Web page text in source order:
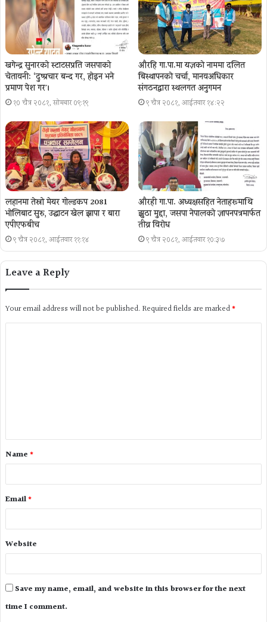
खगेन्द्र सुनारको स्टाटसप्रति जसपाको
चेतावनी: ‘दुष्प्रचार बन्द गर, होइन भने
प्रमाण पेश गर´।
१० चैत्र २०८१, सोमबार ०९:१९
औरहि गा.पा.मा यज्ञकाे नाममा दलित
बिस्थापनकाे चर्चा, मानवअधिकार
संगठनद्वारा स्थलगत अनुगमन
९ चैत्र २०८१, आईतवार १४:२२
लहानमा तेस्रो मेयर गोल्डकप 2081
भोलिबाट सुरु, उद्घाटन खेल झापा र बारा
एपीएफबीच
९ चैत्र २०८१, आईतवार ११:१४
औरही गा.पा. अध्यक्षसहित नेताहरूमाथि
झुठा मुद्दा, जसपा नेपालको ज्ञापनपत्रमार्फत
तीव्र विरोध
९ चैत्र २०८१, आईतवार १०:३७
Leave a Reply
Your email address will not be published. Required fields are marked*
Name *
Email*
Website
Save my name, email, and website in this browser for the next
time I comment.